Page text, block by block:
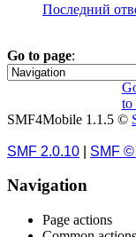
Последний
Go to page:
1 2 3 4 5 6
to
SMF4Mobile 1.1.5 ©
SMF 2.0.10 SMF ©
Navigation
Page actions